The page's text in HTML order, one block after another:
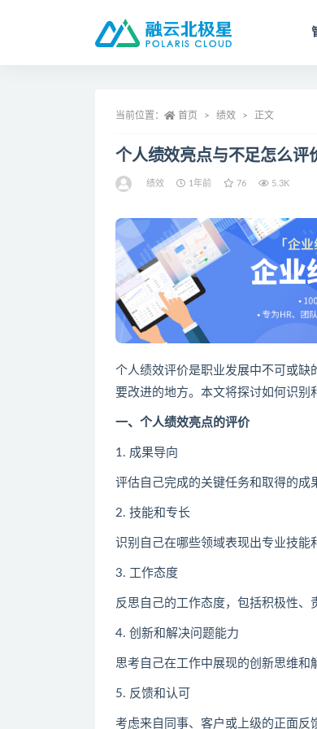
当前位置： 首页 绩效 正文
个人绩效亮点与不足怎么评
绩效 1年前 76 5.3K
个人绩效评价是职业发展中不可或缺
要改进的地方。本文将探讨如何识别
一、个人绩效亮点的评价
1. 成果导向
评估自己完成的关键任务和取得的成
2. 技能和专长
识别自己在哪些领域表现出专业技能
3. 工作态度
反思自己的工作态度，包括积极性、
4. 创新和解决问题能力
思考自己在工作中展现的创新思维和
5. 反馈和认可
考虑来自同事、客户或上级的正面反